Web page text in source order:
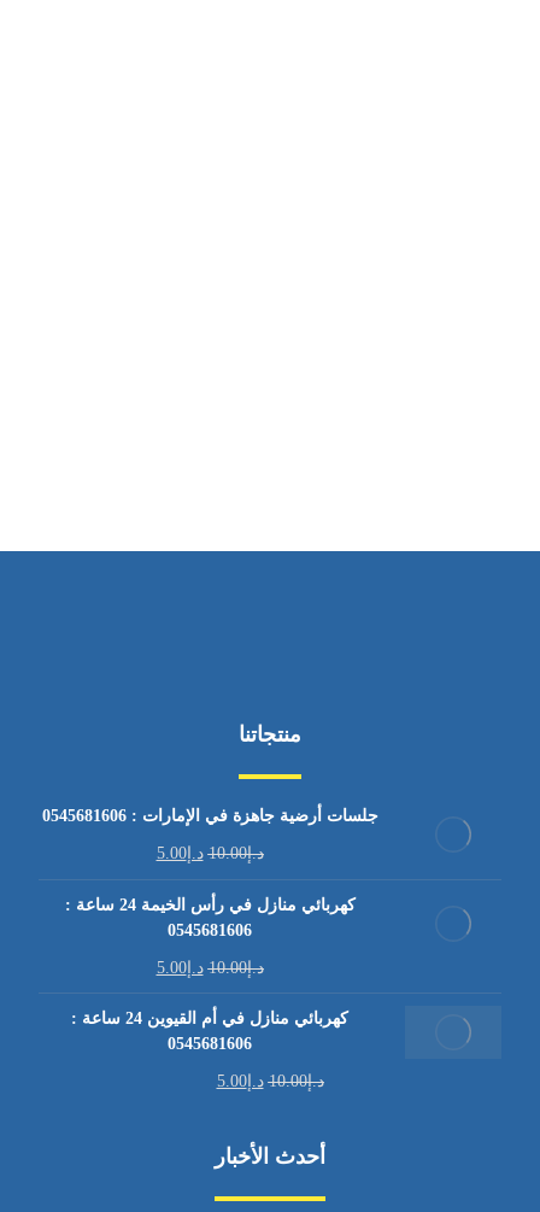
منتجاتنا
جلسات أرضية جاهزة في الإمارات : 0545681606
د.إ10.00 د.إ5.00
كهربائي منازل في رأس الخيمة 24 ساعة :
0545681606
د.إ10.00 د.إ5.00
كهربائي منازل في أم القيوين 24 ساعة :
0545681606
د.إ10.00 د.إ5.00
أحدث الأخبار